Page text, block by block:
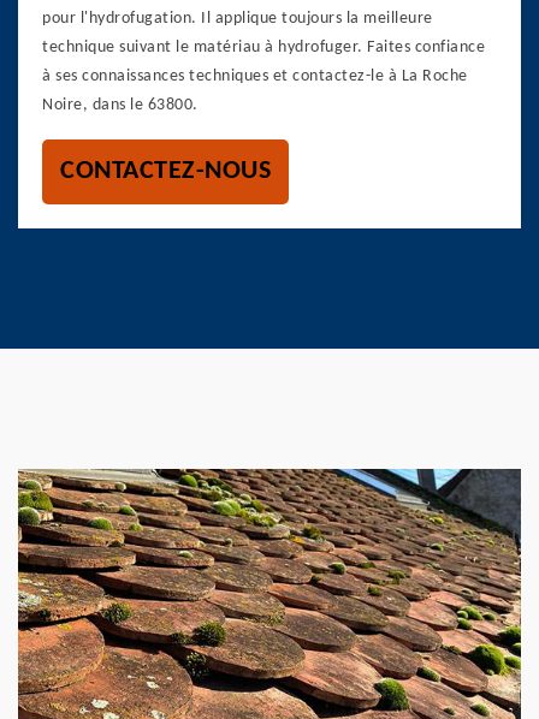
pour l'hydrofugation. Il applique toujours la meilleure
technique suivant le matériau à hydrofuger. Faites confiance
à ses connaissances techniques et contactez-le à La Roche
Noire, dans le 63800.
CONTACTEZ-NOUS